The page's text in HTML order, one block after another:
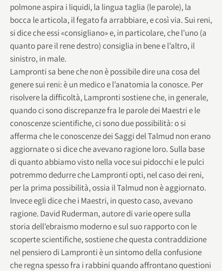
polmone aspira i liquidi, la lingua taglia (le parole), la
bocca le articola, il fegato fa arrabbiare, e così via. Sui reni,
si dice che essi «consigliano» e, in particolare, che l’uno (a
quanto pare il rene destro) consiglia in bene e l’altro, il
sinistro, in male.
Lampronti sa bene che non è possibile dire una cosa del
genere sui reni: è un medico e l’anatomia la conosce. Per
risolvere la difficoltà, Lampronti sostiene che, in generale,
quando ci sono discrepanze fra le parole dei Maestri e le
conoscenze scientifiche, ci sono due possibilità: o si
afferma che le conoscenze dei Saggi del Talmud non erano
aggiornate o si dice che avevano ragione loro. Sulla base
di quanto abbiamo visto nella voce sui pidocchi e le pulci
potremmo dedurre che Lampronti opti, nel caso dei reni,
per la prima possibilità, ossia il Talmud non è aggiornato.
Invece egli dice che i Maestri, in questo caso, avevano
ragione. David Ruderman, autore di varie opere sulla
storia dell’ebraismo moderno e sul suo rapporto con le
scoperte scientifiche, sostiene che questa contraddizione
nel pensiero di Lampronti è un sintomo della confusione
che regna spesso fra i rabbini quando affrontano questioni